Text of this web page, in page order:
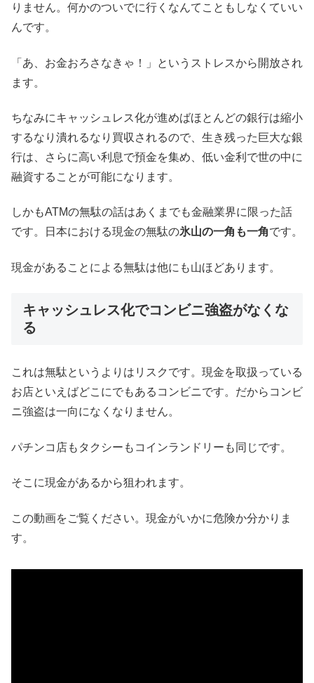
りません。何かのついでに行くなんてこともしなくていい
んです。
「あ、お金おろさなきゃ！」というストレスから開放され
ます。
ちなみにキャッシュレス化が進めばほとんどの銀行は縮小
するなり潰れるなり買収されるので、生き残った巨大な銀
行は、さらに高い利息で預金を集め、低い金利で世の中に
融資することが可能になります。
しかもATMの無駄の話はあくまでも金融業界に限った話
です。日本における現金の無駄の氷山の一角も一角です。
現金があることによる無駄は他にも山ほどあります。
キャッシュレス化でコンビニ強盗がなくな
る
これは無駄というよりはリスクです。現金を取扱っている
お店といえばどこにでもあるコンビニです。だからコンビ
ニ強盗は一向になくなりません。
パチンコ店もタクシーもコインランドリーも同じです。
そこに現金があるから狙われます。
この動画をご覧ください。現金がいかに危険か分かりま
す。